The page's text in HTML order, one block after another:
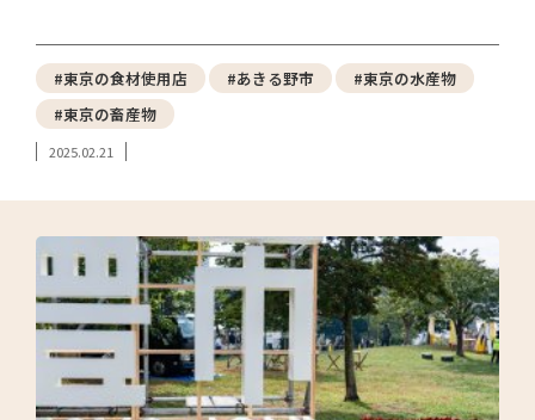
#東京の食材使用店 #あきる野市
#東京の水産物
#東京の畜産物
2025.02.21